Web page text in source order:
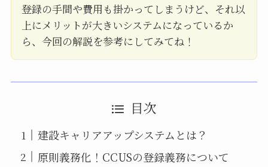
登録の手間や費用も掛かってしまうけど、それ以
上にメリットが大きいシステムになっているか
ら、今回の解説を参考にしてみてね！
目次
建設キャリアアップシステムとは？
原則義務化！CCUSの登録義務について